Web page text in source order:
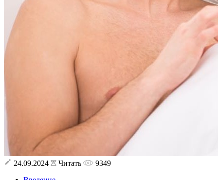
24.09.2024 Читать
9349